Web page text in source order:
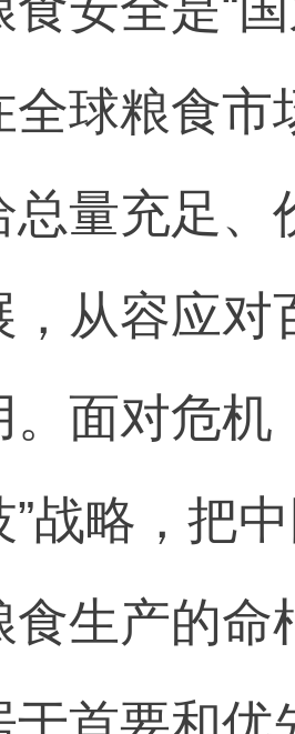
全球粮食市
总量充足、
，从容应对
。面对危机
”战略，把
食生产的命